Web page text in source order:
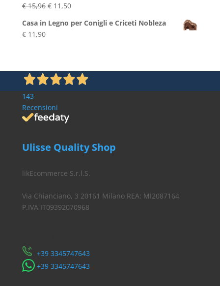
€15,96 Il
originale
€11,50Il
attuale
Casa in Legno per Conigli e Criceti Nobleza
€11,90
143
Recensioni
Ulisse Quality Shop
likEcommerce S.r.l.S.
Via Chianciano, 3 20161 Milano REA: MI2087164
P.IVA IT09392070968
​+39 3345747643
​+39 3345747643